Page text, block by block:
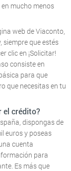
mucho menos
web de Viaconto,
siempre que estés
clic en ¡Solicitar!
consiste en
para que
que necesitas en tu
el crédito?
dispongas de
euros y poseas
cuenta
para
Es más que